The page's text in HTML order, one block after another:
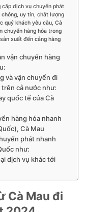
cấp dịch vụ chuyển phát
uy tín, chất lượng
quý khách yêu cầu, Cà
chuyển hàng hóa trong
xuất đến cảng hàng
vận chuyển hàng
và vận chuyển đi
cả nước như:
quốc tế của Cà
hàng hóa nhanh
Cà Mau
phát nhanh
như:
dịch vụ khác tới
Cà Mau đi